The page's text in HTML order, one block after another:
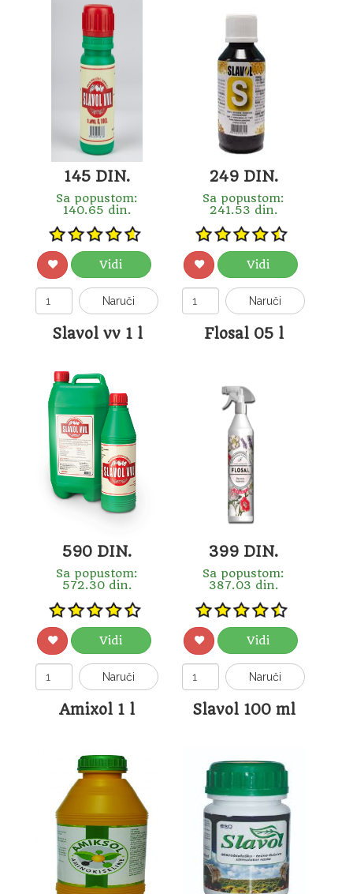
145 DIN.
Sa popustom:
140.65 din.
Vidi
Naruči
249 DIN.
Sa popustom:
241.53 din.
Vidi
Naruči
Slavol vv 1 l
590 DIN.
Sa popustom:
572.30 din.
Vidi
Naruči
Flosal 05 l
399 DIN.
Sa popustom:
387.03 din.
Vidi
Naruči
Amixol 1 l Slavol 100 ml